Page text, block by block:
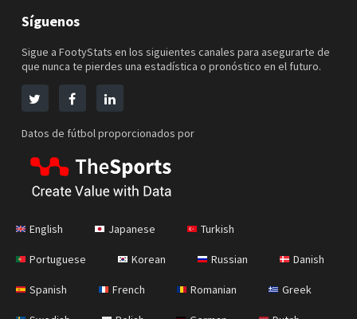
Síguenos
Sigue a FootyStats en los siguientes canales para asegurarte de
que nunca te pierdes una estadística o pronóstico en el futuro.
Datos de fútbol proporcionados por
English Japanese Turkish
Portuguese Korean Russian Danish
Spanish French Romanian Greek